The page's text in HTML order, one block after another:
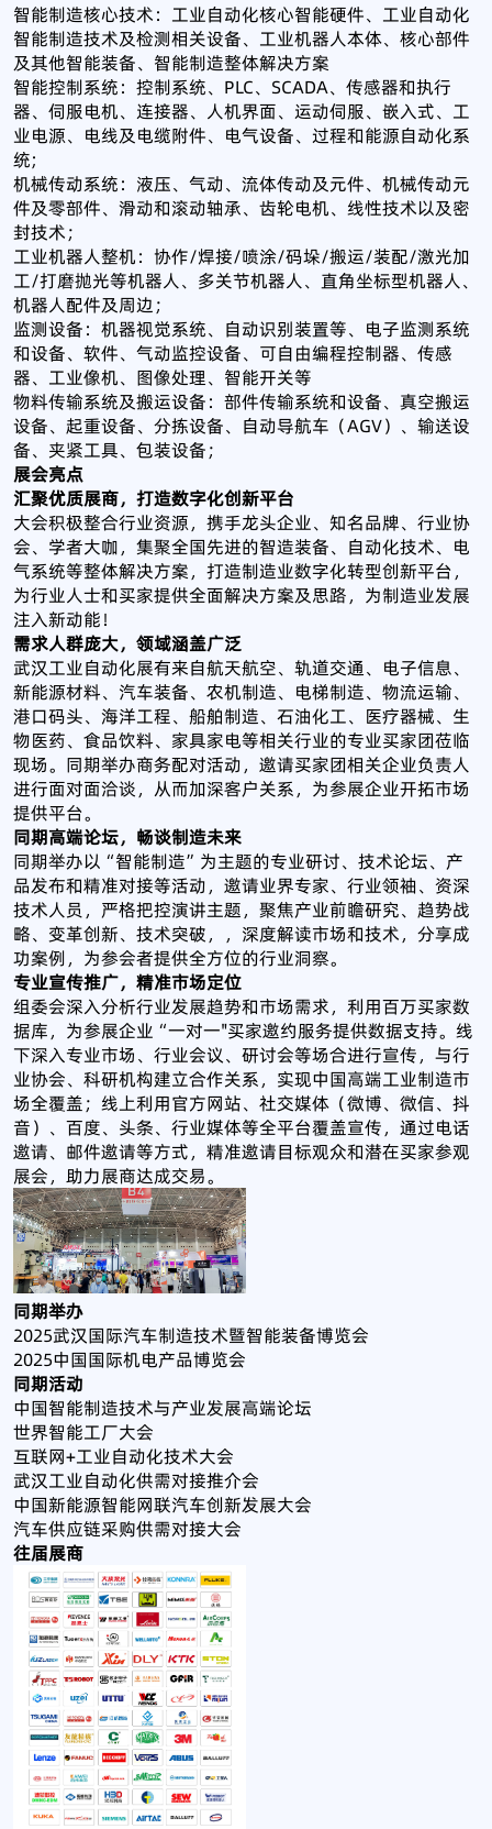
智能制造核心技术：工业自动化核心智能硬件、工业自动化
智能制造技术及检测相关设备、工业机器人本体、核心部件
及其他智能装备、智能制造整体解决方案
智能控制系统：控制系统、PLC、SCADA、传感器和执行
器、伺服电机、连接器、人机界面、运动伺服、嵌入式、工
业电源、电线及电缆附件、电气设备、过程和能源自动化系
统;
机械传动系统：液压、气动、流体传动及元件、机械传动元
件及零部件、滑动和滚动轴承、齿轮电机、线性技术以及密
封技术；
工业机器人整机：协作/焊接/喷涂/码垛/搬运/装配/激光加
工/打磨抛光等机器人、多关节机器人、直角坐标型机器人、
机器人配件及周边；
监测设备：机器视觉系统、自动识别装置等、电子监测系统
和设备、软件、气动监控设备、可自由编程控制器、传感
器、工业像机、图像处理、智能开关等
物料传输系统及搬运设备：部件传输系统和设备、真空搬运
设备、起重设备、分拣设备、自动导航车（AGV）、输送设
备、夹紧工具、包装设备；
展会亮点
汇聚优质展商，打造数字化创新平台
大会积极整合行业资源，携手龙头企业、知名品牌、行业协
会、学者大咖，集聚全国先进的智造装备、自动化技术、电
气系统等整体解决方案，打造制造业数字化转型创新平台，
为行业人士和买家提供全面解决方案及思路，为制造业发展
注入新动能！
需求人群庞大，领域涵盖广泛
武汉工业自动化展有来自航天航空、轨道交通、电子信息、
新能源材料、汽车装备、农机制造、电梯制造、物流运输、
港口码头、海洋工程、船舶制造、石油化工、医疗器械、生
物医药、食品饮料、家具家电等相关行业的专业买家团莅临
现场。同期举办商务配对活动，邀请买家团相关企业负责人
进行面对面洽谈，从而加深客户关系，为参展企业开拓市场
提供平台。
同期高端论坛，畅谈制造未来
同期举办以“智能制造”为主题的专业研讨、技术论坛、产
品发布和精准对接等活动，邀请业界专家、行业领袖、资深
技术人员，严格把控演讲主题，聚焦产业前瞻研究、趋势战
略、变革创新、技术突破，，深度解读市场和技术，分享成
功案例，为参会者提供全方位的行业洞察。
专业宣传推广，精准市场定位
组委会深入分析行业发展趋势和市场需求，利用百万买家数
据库，为参展企业“一对一"买家邀约服务提供数据支持。线
下深入专业市场、行业会议、研讨会等场合进行宣传，与行
业协会、科研机构建立合作关系，实现中国高端工业制造市
场全覆盖；线上利用官方网站、社交媒体（微博、微信、抖
音）、百度、头条、行业媒体等全平台覆盖宣传，通过电话
邀请、邮件邀请等方式，精准邀请目标观众和潜在买家参观
展会，助力展商达成交易。
同期举办
2025武汉国际汽车制造技术暨智能装备博览会
2025中国国际机电产品博览会
同期活动
中国智能制造技术与产业发展高端论坛
世界智能工厂大会
互联网+工业自动化技术大会
武汉工业自动化供需对接推介会
中国新能源智能网联汽车创新发展大会
汽车供应链采购供需对接大会
往届展商